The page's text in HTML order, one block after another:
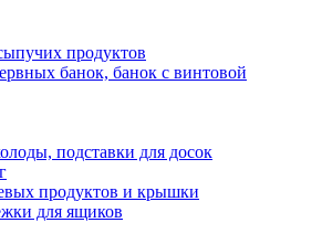
продуктов
банок, банок с винтовой
подставки для досок
продуктов и крышки
для ящиков